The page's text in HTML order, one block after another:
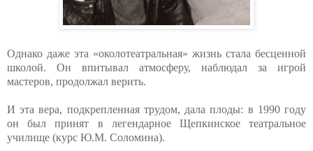
Однако даже эта «околотеатральная» жизнь стала бесценной
школой. Он впитывал атмосферу, наблюдал за игрой
мастеров, продолжал верить.
И эта вера, подкрепленная трудом, дала плоды: в 1990 году
он был принят в легендарное Щепкинское театральное
училище (курс Ю.М. Соломина).